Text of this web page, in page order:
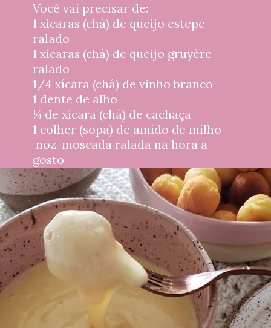
Você vai precisar de:
1 xícaras (chá) de queijo estepe
ralado
1 xícaras (chá) de queijo gruyère
ralado
1/4 xícara (chá) de vinho branco
1 dente de alho
¼ de xícara (chá) de cachaça
1 colher (sopa) de amido de milho
noz-moscada ralada na hora a
gosto